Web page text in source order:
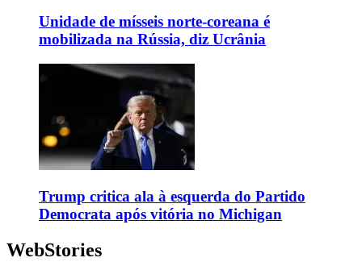
Unidade de mísseis norte-coreana é
mobilizada na Rússia, diz Ucrânia
Trump critica ala à esquerda do Partido
Democrata após vitória no Michigan
WebStories